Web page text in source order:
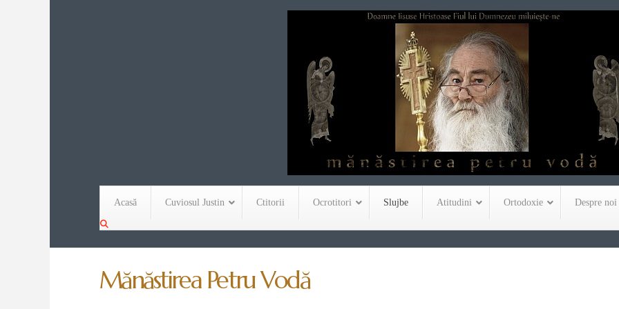
Acasă Cuviosul Justin Ctitorii Ocrotitori Slujbe Atitudini Ortodoxie Despre noi
Mănăstirea Petru Vodă